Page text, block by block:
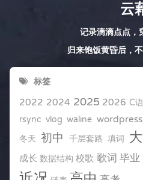
云
记录滴滴点点，
归来饱饭黄昏后，
标签
2022 2024 2025 2026 C
rsync vlog waline wordpress
冬天 初中 千层套路 填词
成长 数据结构 校歌 歌词 毕业